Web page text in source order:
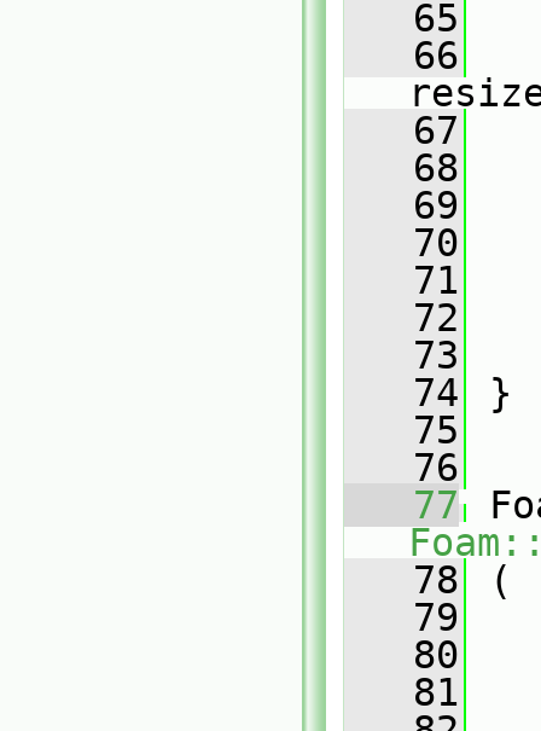
   65
   66
   67
   68
   69
   70
   71
   72
   73
   74
}
   75
   76
   77
   78
(
   79
   80
   81